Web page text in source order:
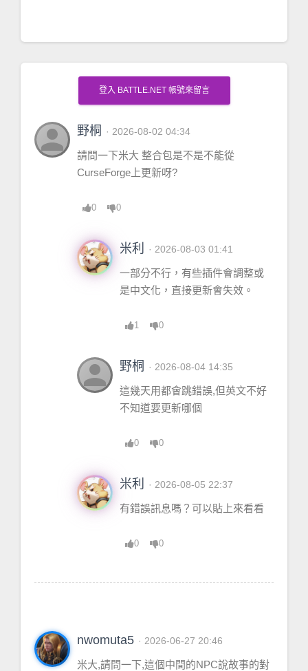
登入 BATTLE.NET 帳號來留言
person 野桐 · 2026-08-02 04:34
請問一下米大 整合包是不是不能從
CurseForge上更新呀?
0 0
米利 · 2026-08-03 01:41
一部分不行，有些插件會調整或
是中文化，直接更新會失效。
1 0
person 野桐 · 2026-08-04 14:35
這幾天用都會跳錯誤,但英文不好
不知道要更新哪個
0 0
米利 · 2026-08-05 22:37
有錯誤訊息嗎？可以貼上來看看
0 0
nwomuta5 · 2026-06-27 20:46
米大,請問一下,這個中間的NPC說故事的對